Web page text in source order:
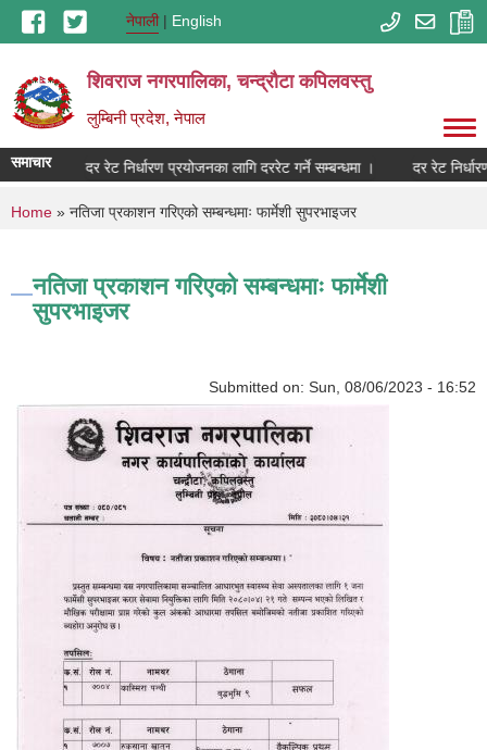
Skip to main contentनेपाली English
शिवराज नगरपालिका, चन्द्राैटा कपिलवस्तु
लुम्बिनी प्रदेश, नेपाल
समाचार दर रेट निर्धारण प्रयोजनका लागि दररेट गर्ने सम्बन्धमा । दर रेट
You are here
Home » नतिजा प्रकाशन गरिएको सम्बन्धमाः फार्मेशी सुपरभाइजर
नतिजा प्रकाशन गरिएको सम्बन्धमाः फार्मेशी
सुपरभाइजर
Submitted on: Sun, 08/06/2023 - 16:52